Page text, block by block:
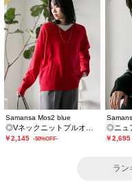
Samansa Mos2 blue
￥2,145 -50%OFF-
◎ニュ
￥2,695
ラン